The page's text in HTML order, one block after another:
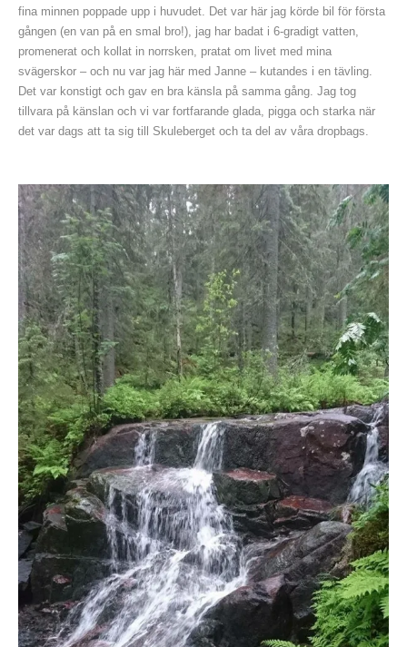
fina minnen poppade upp i huvudet. Det var här jag körde bil för första
gången (en van på en smal bro!), jag har badat i 6-gradigt vatten,
promenerat och kollat in norrsken, pratat om livet med mina
svägerskor – och nu var jag här med Janne – kutandes i en tävling.
Det var konstigt och gav en bra känsla på samma gång. Jag tog
tillvara på känslan och vi var fortfarande glada, pigga och starka när
det var dags att ta sig till Skuleberget och ta del av våra dropbags.